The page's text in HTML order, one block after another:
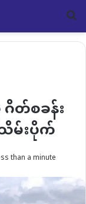
တ်စခန်း
မ်းပိုက်
than a minute